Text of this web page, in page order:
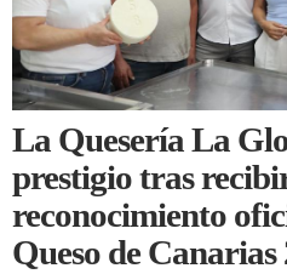
La Quesería La
prestigio tras
reconocimiento
Queso de Canarias